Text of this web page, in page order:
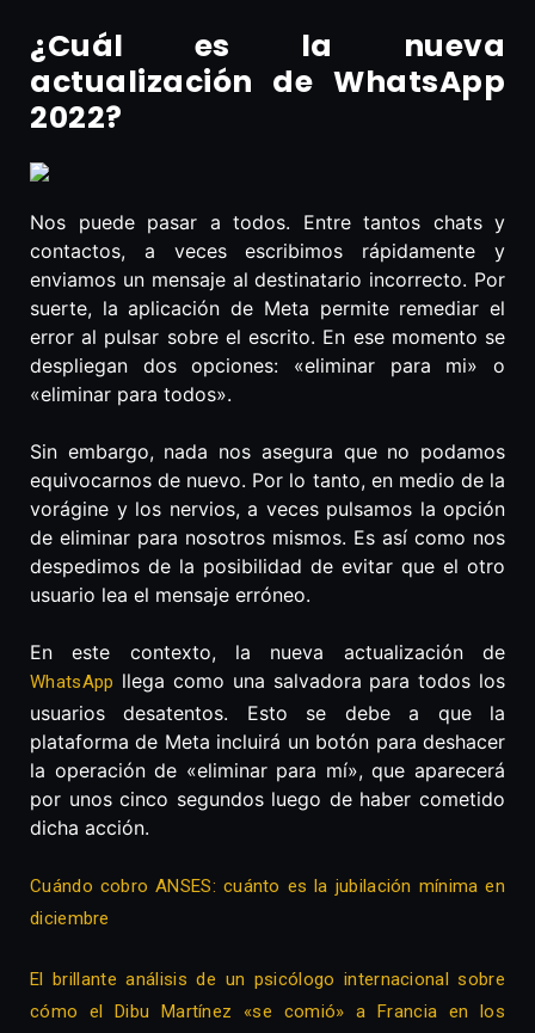
¿Cuál es la nueva
actualización de WhatsApp
2022?
Nos puede pasar a todos. Entre tantos chats y
contactos, a veces escribimos rápidamente y
enviamos un mensaje al destinatario incorrecto. Por
suerte, la aplicación de Meta permite remediar el
error al pulsar sobre el escrito. En ese momento se
despliegan dos opciones: «eliminar para mi» o
«eliminar para todos».
Sin embargo, nada nos asegura que no podamos
equivocarnos de nuevo. Por lo tanto, en medio de la
vorágine y los nervios, a veces pulsamos la opción
de eliminar para nosotros mismos. Es así como nos
despedimos de la posibilidad de evitar que el otro
usuario lea el mensaje erróneo.
En este contexto, la nueva actualización de
WhatsApp llega como una salvadora para todos los
usuarios desatentos. Esto se debe a que la
plataforma de Meta incluirá un botón para deshacer
la operación de «eliminar para mí», que aparecerá
por unos cinco segundos luego de haber cometido
dicha acción.
Cuándo cobro ANSES: cuánto es la jubilación mínima en
diciembre
El brillante análisis de un psicólogo internacional sobre
cómo el Dibu Martínez «se comió» a Francia en los